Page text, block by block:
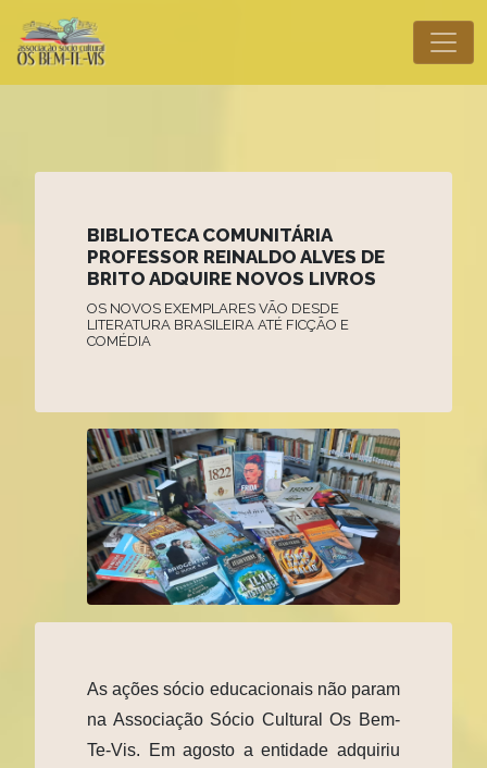
BIBLIOTECA COMUNITÁRIA
PROFESSOR REINALDO ALVES DE
BRITO ADQUIRE NOVOS LIVROS
OS NOVOS EXEMPLARES VÃO DESDE
LITERATURA BRASILEIRA ATÉ FICÇÃO E
COMÉDIA
As ações sócio educacionais não param
na Associação Sócio Cultural Os Bem-
Te-Vis. Em agosto a entidade adquiriu